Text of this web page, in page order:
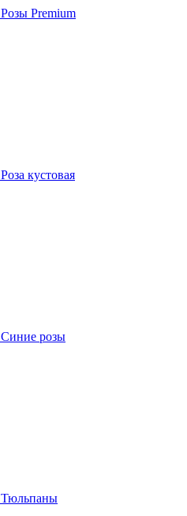
Розы Premium
Роза кустовая
Синие розы
Тюльпаны